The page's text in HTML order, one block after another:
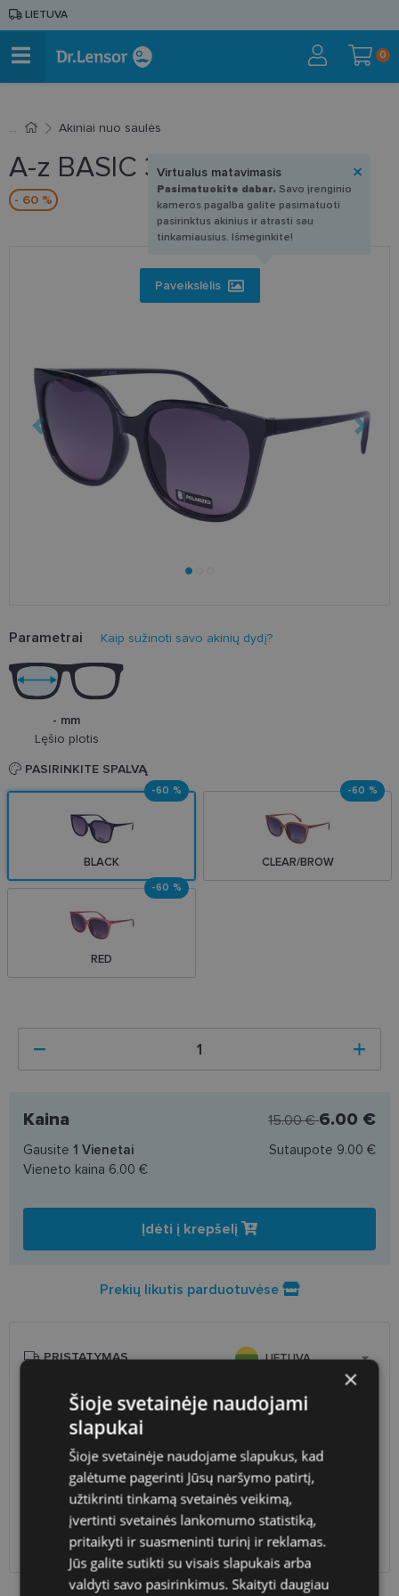
LIETUVA
0
Akiniai nuo saulės
A-z BASIC 375 IP
- 60 %
Paveikslėlis
Virtualus matavimasis
Pasimatuokite dabar. Savo įrenginio
kameros pagalba galite pasimatuoti
pasirinktus akinius ir atrasti sau
tinkamiausius. Išmėginkite!
Parametrai Kaip sužinoti savo akinių dydį?
- mm
Lęšio plotis
PASIRINKITE SPALVĄ
BLACK
-60 %
CLEAR/BROW
-60 %
RED
-60 %
Kaina 15.00 €6.00 €
Gausite 1 Vienetai
Vieneto kaina 6.00 €
Sutaupote 9.00 €
Įdėti į krepšelį
Prekių likutis parduotuvėse
PRISTATYMAS LIETUVA
Planuojamas
pristatymas
Pirmadienis 2026 m. rugpjūčio
Atsiėmimas optikoje
Nemokamai
Venipak paštomatai
LP Express paštomatai
DPD paštomatai
Omniva paštomatai
DPD kurjeris
×
Šioje svetainėje naudojami
slapukai
Šioje svetainėje naudojame slapukus, kad
galėtume pagerinti Jūsų naršymo patirtį,
užtikrinti tinkamą svetainės veikimą,
įvertinti svetainės lankomumo statistiką,
pritaikyti ir suasmeninti turinį ir reklamas.
Jūs galite sutikti su visais slapukais arba
valdyti savo pasirinkimus. Skaityti daugiau